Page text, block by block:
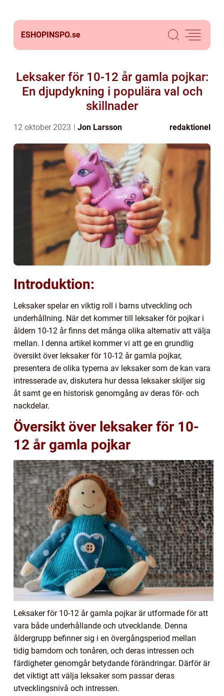
ESHOPINSPO.se
Leksaker för 10-12 år gamla pojkar:
En djupdykning i populära val och
skillnader
12 oktober 2023 Jon Larsson redaktionel
Introduktion:
Leksaker spelar en viktig roll i barns utveckling och
underhållning. När det kommer till leksaker för pojkar i
åldern 10-12 år finns det många olika alternativ att välja
mellan. I denna artikel kommer vi att ge en grundlig
översikt över leksaker för 10-12 år gamla pojkar,
presentera de olika typerna av leksaker som de kan vara
intresserade av, diskutera hur dessa leksaker skiljer sig
åt samt ge en historisk genomgång av deras för- och
nackdelar.
Översikt över leksaker för 10-
12 år gamla pojkar
Leksaker för 10-12 år gamla pojkar är utformade för att
vara både underhållande och utvecklande. Denna
åldergrupp befinner sig i en övergångsperiod mellan
tidig barndom och tonåren, och deras intressen och
färdigheter genomgår betydande förändringar. Därför är
det viktigt att välja leksaker som passar deras
utvecklingsnivå och intressen.